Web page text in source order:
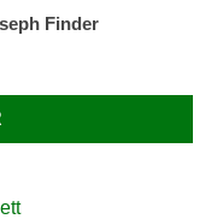
Finder